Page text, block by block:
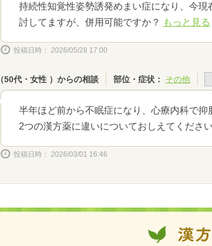
持続性知覚性姿勢誘発めまい症になり、今
討してますが、併用可能ですか？
もっと見る
投稿日時： 2026/05/28 17:00
（50代・女性 ）からの相談 部位・症状： その他
半年ほど前から不眠症になり、心療内科で
2つの漢方薬に違いについておしえてくださ
投稿日時： 2026/03/01 16:46